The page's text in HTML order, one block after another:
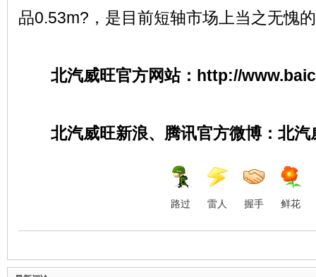
品0.53m?，是目前短轴市场上当之无愧
北汽威旺官方网站：http://
北汽威旺新浪、腾讯官方微博：北汽
路过 雷人 握手 鲜花